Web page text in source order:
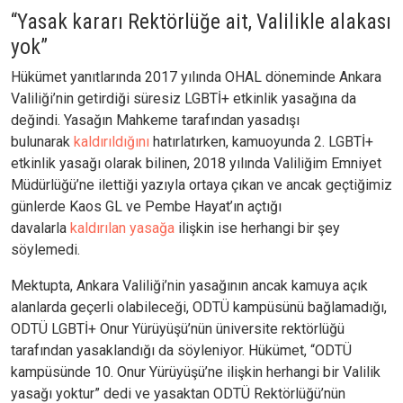
“Yasak kararı Rektörlüğe ait, Valilikle alakası
yok”
Hükümet yanıtlarında 2017 yılında OHAL döneminde Ankara
Valiliği’nin getirdiği süresiz LGBTİ+ etkinlik yasağına da
değindi. Yasağın Mahkeme tarafından yasadışı
bulunarak kaldırıldığını hatırlatırken, kamuoyunda 2. LGBTİ+
etkinlik yasağı olarak bilinen, 2018 yılında Valiliğim Emniyet
Müdürlüğü’ne ilettiği yazıyla ortaya çıkan ve ancak geçtiğimiz
günlerde Kaos GL ve Pembe Hayat’ın açtığı
davalarla kaldırılan yasağa ilişkin ise herhangi bir şey
söylemedi.
Mektupta, Ankara Valiliği’nin yasağının ancak kamuya açık
alanlarda geçerli olabileceği, ODTÜ kampüsünü bağlamadığı,
ODTÜ LGBTİ+ Onur Yürüyüşü’nün üniversite rektörlüğü
tarafından yasaklandığı da söyleniyor. Hükümet, “ODTÜ
kampüsünde 10. Onur Yürüyüşü’ne ilişkin herhangi bir Valilik
yasağı yoktur” dedi ve yasaktan ODTÜ Rektörlüğü’nün